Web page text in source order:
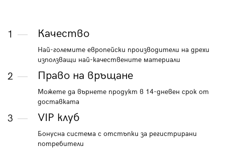
1 Качество
Най-големите европейски производители на дрехи
използващи най-качествените материали
2 Право на връщане
Можете да върнете продукт в 14-дневен срок от
доставката
3 VIP клуб
Бонусна система с отстъпки за регистрирани
потребители